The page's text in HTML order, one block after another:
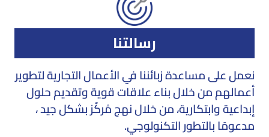
رسالتنا
نعمل على مساعدة زبائننا في الأعمال التجارية لتطوير
أعمالهم من خلال بناء علاقات قوية وتقديم حلول
إبداعية وابتكارية، من خلال نهج مُركّز بشكل جيد ،
مدعومًا بالتطور التكنولوجي.